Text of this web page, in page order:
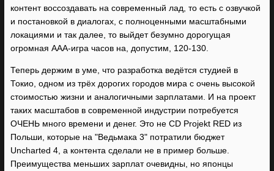
контент воссоздавать на современный лад, то есть с озвучкой
и постановкой в диалогах, с полноценными масштабными
локациями и так далее, то выйдет безумно дорогущая
огромная AAA-игра часов на, допустим, 120-130.
Теперь держим в уме, что разработка ведётся студией в
Токио, одном из трёх дорогих городов мира с очень высокой
стоимостью жизни и аналогичными зарплатами. И на проект
таких масштабов в современной индустрии потребуется
ОЧЕНЬ много времени и денег. Это не CD Projekt RED из
Польши, которые на "Ведьмака 3" потратили бюджет
Uncharted 4, а контента сделали не в пример больше.
Преимущества меньших зарплат очевидны, но японцы